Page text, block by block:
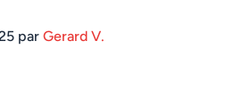
par Gerard V.